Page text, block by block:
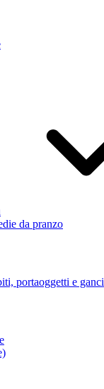
da pranzo
portaoggetti e ganci